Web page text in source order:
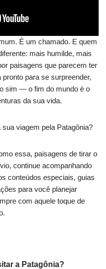
É um chamado. E quem
mais humilde, mais
paisagens que parecem ter
para se surpreender,
sim — o fim do mundo é o
da sua vida.
viagem pela Patagônia?
essa, paisagens de tirar o
continue acompanhando
conteúdos especiais, guias
para você planejar
com aquele toque de
a Patagônia?